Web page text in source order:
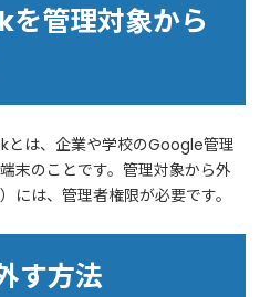
管理対象から
とは、企業や学校のGoogle管理
末のことです。管理対象から外
には、管理者権限が必要です。
す方法